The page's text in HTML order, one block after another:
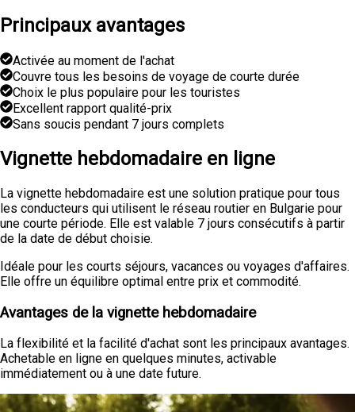
Principaux avantages
Activée au moment de l'achat
Couvre tous les besoins de voyage de courte durée
Choix le plus populaire pour les touristes
Excellent rapport qualité-prix
Sans soucis pendant 7 jours complets
Vignette hebdomadaire en ligne
La vignette hebdomadaire est une solution pratique pour tous
les conducteurs qui utilisent le réseau routier en Bulgarie pour
une courte période. Elle est valable 7 jours consécutifs à partir
de la date de début choisie.
Idéale pour les courts séjours, vacances ou voyages d'affaires.
Elle offre un équilibre optimal entre prix et commodité.
Avantages de la vignette hebdomadaire
La flexibilité et la facilité d'achat sont les principaux avantages.
Achetable en ligne en quelques minutes, activable
immédiatement ou à une date future.